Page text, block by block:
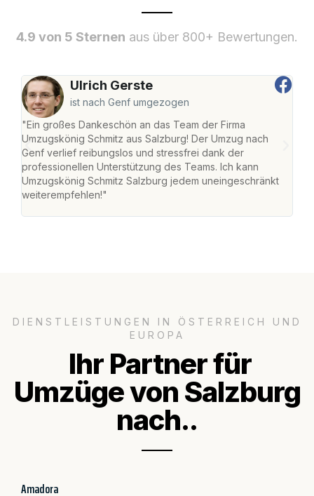
4.9 von 5 Sternen aus über 800+ Bewertungen.
Ulrich Gerste
ist nach Genf umgezogen
"Ein großes Dankeschön an das Team der Firma
Umzugskönig Schmitz aus Salzburg! Der Umzug nach
Genf verlief reibungslos und stressfrei dank der
professionellen Unterstützung des Teams. Ich kann
Umzugskönig Schmitz Salzburg jedem uneingeschränkt
weiterempfehlen!"
DIENSTLEISTUNGEN IN ÖSTERREICH UND
EUROPA
Ihr Partner für
Umzüge von Salzburg
nach..
Amadora